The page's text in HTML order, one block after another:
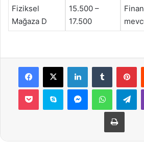
Fiziksel
Mağaza D
15.500 –
17.500
Facebook
X LinkedInTumblr
Pocket Skype MessengerWhatsApp
Yazdır